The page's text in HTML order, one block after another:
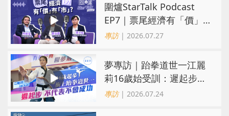
圍爐StarTalk Podcast
EP7｜票尾經濟有「價」
有「市」？「短期流量」
專訪| 2026.07.27
夢專訪｜跆拳道世一江麗
莉16歲始受訓：遲起步不
代表不會成功
專訪| 2026.07.24